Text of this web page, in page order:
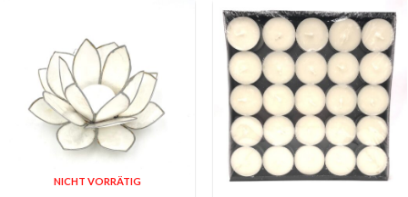
NICHT VORRÄTIG